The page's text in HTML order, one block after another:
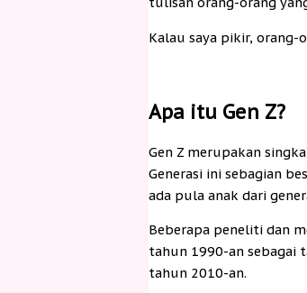
Kalau saya pikir, orang-
Apa itu Gen Z?
Gen Z merupakan
Generasi ini sebagian
ada pula anak dari
Beberapa peneliti dan
tahun 1990-an sebagai
tahun 2010-an.